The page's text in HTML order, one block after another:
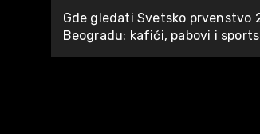
Gde gledati Svetsko prvenstvo
Beogradu: kafići, pabovi i